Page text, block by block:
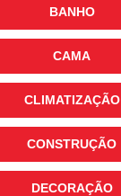
BANHO
CAMA
CLIMATIZAÇÃO
CONSTRUÇÃO
DECORAÇÃO